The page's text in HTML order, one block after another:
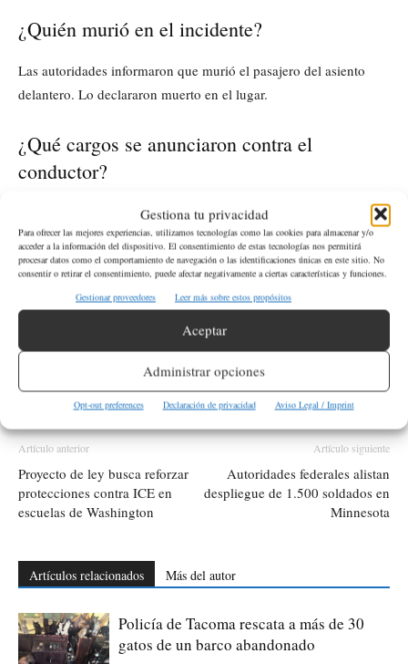
Gestiona tu privacidad
Para ofrecer las mejores experiencias, utilizamos tecnologías como las cookies para almacenar y/o
acceder a la información del dispositivo. El consentimiento de estas tecnologías nos permitirá
procesar datos como el comportamiento de navegación o las identificaciones únicas en este sitio. No
consentir o retirar el consentimiento, puede afectar negativamente a ciertas características y funciones.
Gestionar proveedores
Leer más sobre estos propósitos
Aceptar
Administrar opciones
Opt-out preferences Declaración de privacidad Aviso Legal / Imprint
¿Quién murió en el incidente?
Las autoridades informaron que murió el pasajero del asiento
delantero. Lo declararon muerto en el lugar.
¿Qué cargos se anunciaron contra el
conductor?
El conductor enfrentahomicidio vehicular, agresión vehicular,
posesión de vehículo robadoyDUI, según la información
policial.
Si ves algún error de cualquier tipo en esta información
puedes escribirnos al email: info@latinoherald.com
ETIQUETAS Patrulla Estatal de Washington SR-509 Tacoma
Artículo anterior
Proyecto de ley busca reforzar
protecciones contra ICE en
escuelas de Washington
Artículo siguiente
Autoridades federales alistan
despliegue de 1.500 soldados en
Minnesota
Artículos relacionados Más del autor
Policía de Tacoma rescata a más de 30
gatos de un barco abandonado